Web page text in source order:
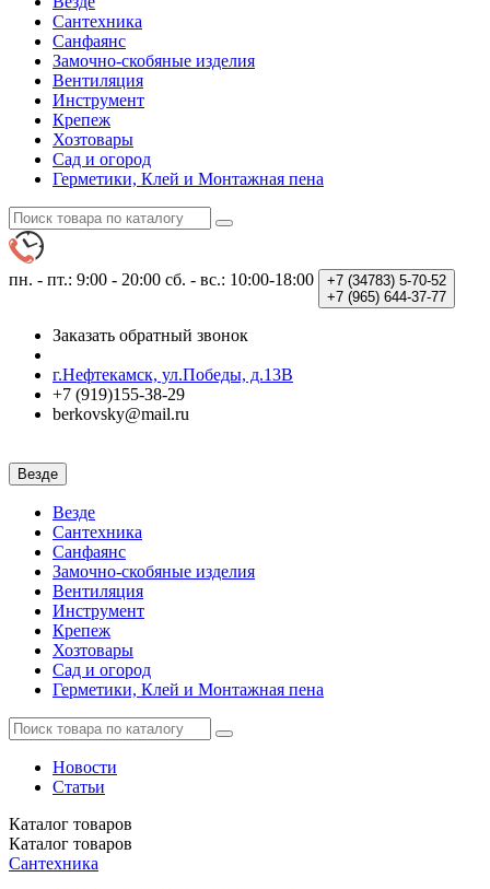
Сантехника
Санфаянс
Замочно-скобяные изделия
Вентиляция
Инструмент
Крепеж
Хозтовары
Сад и огород
Герметики, Клей и Монтажная пена
пн. - пт.: 9:00 - 20:00 сб. - вс.: 10:00-18:00 +7 (34783) 5-70-52
+7 (965) 644-37-77
Заказать обратный звонок
г.Нефтекамск, ул.Победы, д.13В
+7 (919)155-38-29
berkovsky@mail.ru
Везде
Везде
Сантехника
Санфаянс
Замочно-скобяные изделия
Вентиляция
Инструмент
Крепеж
Хозтовары
Сад и огород
Герметики, Клей и Монтажная пена
Новости
Статьи
Каталог товаров
Каталог товаров
Сантехника